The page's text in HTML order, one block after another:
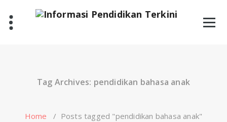
content
Tag Archives: pendidikan bahasa anak
Home / Posts tagged "pendidikan bahasa anak"